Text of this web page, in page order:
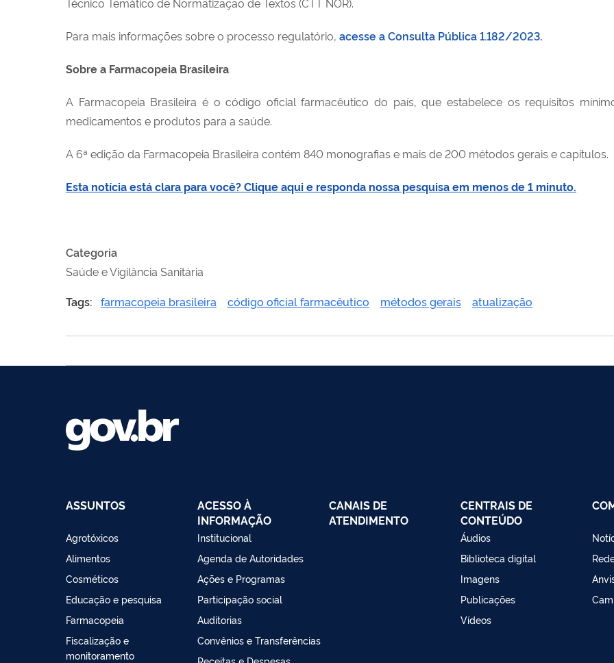
Para mais informações sobre o processo regulatório, acesse a Consulta Pública 1.182/2023.
Sobre a Farmacopeia Brasileira
A Farmacopeia Brasileira é o código oficial farmacêutico do país,que estabelece os requisitos
medicamentos e produtos para a saúde.
A 6ª edição da Farmacopeia Brasileira contém 840 monografias e mais de 200 métodos gerais e capítulos.
Esta notícia está clara para você? Clique aqui e responda nossa pesquisa em menos de 1 minuto.
Categoria
Saúde e Vigilância Sanitária
Tags: farmacopeia brasileira código oficial farmacêutico métodos gerais atualização
ASSUNTOS
Agrotóxicos
Alimentos
Cosméticos
Educação e pesquisa
Farmacopeia
Fiscalização e
monitoramento
ACESSO À
INFORMAÇÃO
Institucional
Agenda de Autoridades
Ações e Programas
Participação social
Auditorias
Convênios e Transferências
CANAIS DE
ATENDIMENTO
CENTRAIS DE
CONTEÚDO
Áudios
Biblioteca digital
Imagens
Publicações
Vídeos